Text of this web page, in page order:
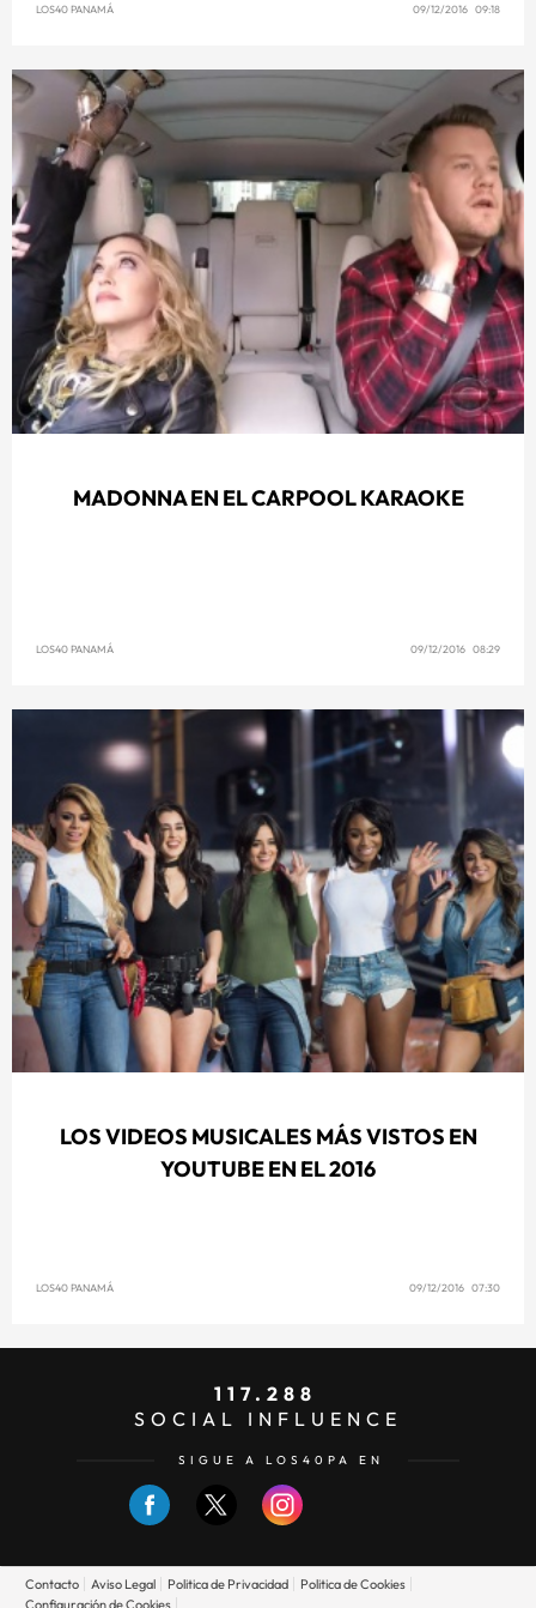
LOS40 PANAMÁ 09/12/2016 09:18
MADONNA EN EL CARPOOL KARAOKE
LOS40 PANAMÁ 09/12/2016 08:29
LOS VIDEOS MUSICALES MÁS VISTOS EN
YOUTUBE EN EL 2016
LOS40 PANAMÁ 09/12/2016 07:30
117.288
SOCIAL INFLUENCE
SIGUE A LOS40PA EN
Contacto Aviso Legal Politica de Privacidad
Politica de Cookies